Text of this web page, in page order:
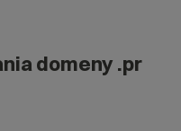
domeny .pr